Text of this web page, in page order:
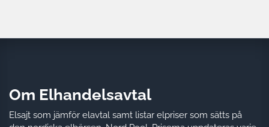
Om Elhandelsavtal
Elsajt som jämför elavtal samt listar elpriser som sätts på